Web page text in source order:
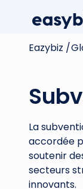
Eazybiz /
La
accordée
soutenir
secteurs
innovants.